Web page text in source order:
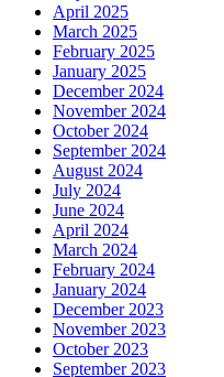
April 2025
March 2025
February 2025
January 2025
December 2024
November 2024
October 2024
September 2024
August 2024
July 2024
June 2024
April 2024
March 2024
February 2024
January 2024
December 2023
November 2023
October 2023
September 2023